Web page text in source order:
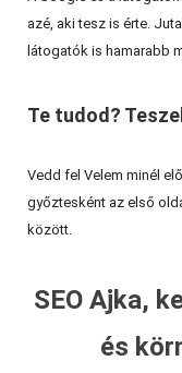
azé, aki tesz is érte.
látogatók is hamarabb
Te tudod?
Vedd fel Velem minél
győztesként az első
között.
SEO Ajka,
és